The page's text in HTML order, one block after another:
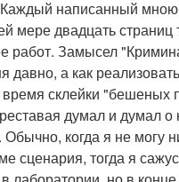
Каждый написанный
мере двадцать страниц
работ. Замысел
давно, а как
склейки "бешеных
думал и думал о
когда я не могу
сценария, тогда я